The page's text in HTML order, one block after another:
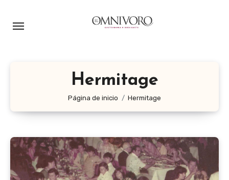
Hermitage
Página de inicio Hermitage